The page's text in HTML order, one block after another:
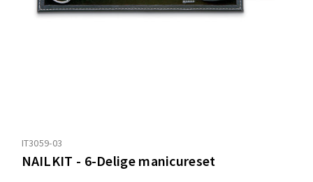
IT3059-03
NAILKIT - 6-Delige manicureset